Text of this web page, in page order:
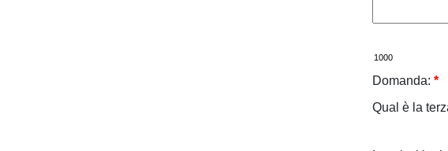
Domanda: *
Qual è la